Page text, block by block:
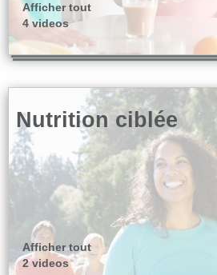
Afficher tout
4 videos
Nutrition ciblée
Afficher tout
2 videos